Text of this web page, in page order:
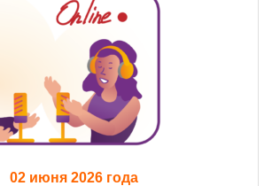
02 июня 2026 года